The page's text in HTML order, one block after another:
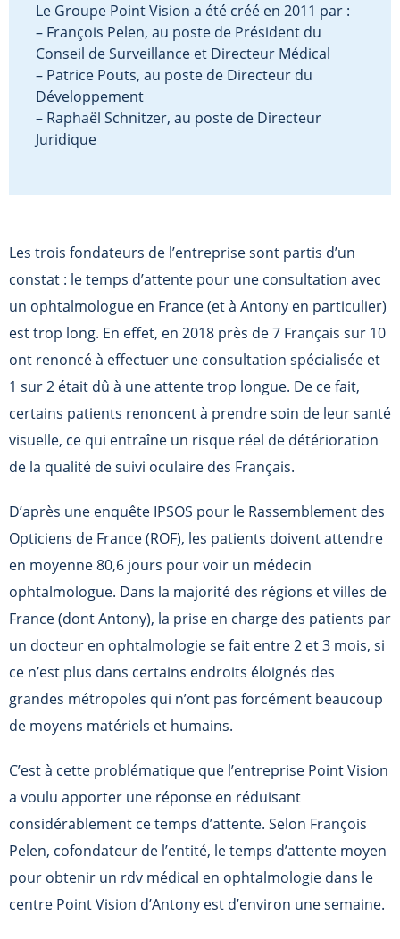
Le Groupe Point Vision a été créé en 2011 par :
– François Pelen, au poste de Président du
Conseil de Surveillance et Directeur Médical
– Patrice Pouts, au poste de Directeur du
Développement
– Raphaël Schnitzer, au poste de Directeur
Juridique
Les trois fondateurs de l’entreprise sont partis d’un
constat : le temps d’attente pour une consultation avec
un ophtalmologue en France (et à Antony en particulier)
est trop long. En effet, en 2018 près de 7 Français sur 10
ont renoncé à effectuer une consultation spécialisée et
1 sur 2 était dû à une attente trop longue. De ce fait,
certains patients renoncent à prendre soin de leur santé
visuelle, ce qui entraîne un risque réel de détérioration
de la qualité de suivi oculaire des Français.
D’après une enquête IPSOS pour le Rassemblement des
Opticiens de France (ROF), les patients doivent attendre
en moyenne 80,6 jours pour voir un médecin
ophtalmologue. Dans la majorité des régions et villes de
France (dont Antony), la prise en charge des patients par
un docteur en ophtalmologie se fait entre 2 et 3 mois, si
ce n’est plus dans certains endroits éloignés des
grandes métropoles qui n’ont pas forcément beaucoup
de moyens matériels et humains.
C’est à cette problématique que l’entreprise Point Vision
a voulu apporter une réponse en réduisant
considérablement ce temps d’attente. Selon François
Pelen, cofondateur de l’entité, le temps d’attente moyen
pour obtenir un rdv médical en ophtalmologie dans le
centre Point Vision d’Antony est d’environ une semaine.